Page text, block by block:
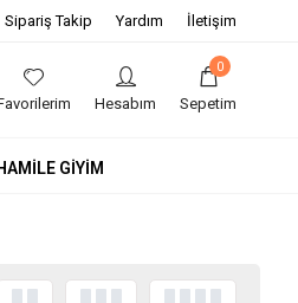
Sipariş Takip Yardım İletişim
Hesabım
0
Sepetim
GİYİM